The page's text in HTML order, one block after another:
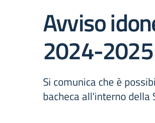
Avviso
2024-2025
Si comunica che è
bacheca all'interno della